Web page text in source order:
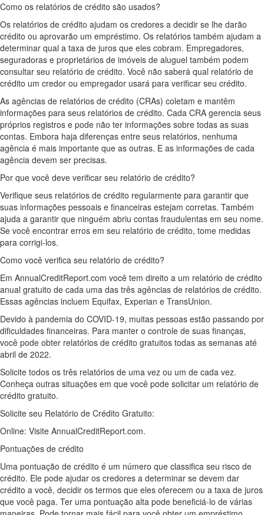
Como os relatórios de crédito são usados?
Os relatórios de crédito ajudam os credores a decidir se lhe darão
crédito ou aprovarão um empréstimo. Os relatórios também ajudam a
determinar qual a taxa de juros que eles cobram. Empregadores,
seguradoras e proprietários de imóveis de aluguel também podem
consultar seu relatório de crédito. Você não saberá qual relatório de
crédito um credor ou empregador usará para verificar seu crédito.
As agências de relatórios de crédito (CRAs) coletam e mantêm
informações para seus relatórios de crédito. Cada CRA gerencia seus
próprios registros e pode não ter informações sobre todas as suas
contas. Embora haja diferenças entre seus relatórios, nenhuma
agência é mais importante que as outras. E as informações de cada
agência devem ser precisas.
Por que você deve verificar seu relatório de crédito?
Verifique seus relatórios de crédito regularmente para garantir que
suas informações pessoais e financeiras estejam corretas. Também
ajuda a garantir que ninguém abriu contas fraudulentas em seu nome.
Se você encontrar erros em seu relatório de crédito, tome medidas
para corrigi-los.
Como você verifica seu relatório de crédito?
Em AnnualCreditReport.com você tem direito a um relatório de crédito
anual gratuito de cada uma das três agências de relatórios de crédito.
Essas agências incluem Equifax, Experian e TransUnion.
Devido à pandemia do COVID-19, muitas pessoas estão passando por
dificuldades financeiras. Para manter o controle de suas finanças,
você pode obter relatórios de crédito gratuitos todas as semanas até
abril de 2022.
Solicite todos os três relatórios de uma vez ou um de cada vez.
Conheça outras situações em que você pode solicitar um relatório de
crédito gratuito.
Solicite seu Relatório de Crédito Gratuito:
Online: Visite AnnualCreditReport.com.
Pontuações de crédito
Uma pontuação de crédito é um número que classifica seu risco de
crédito. Ele pode ajudar os credores a determinar se devem dar
crédito a você, decidir os termos que eles oferecem ou a taxa de juros
que você paga. Ter uma pontuação alta pode beneficiá-lo de várias